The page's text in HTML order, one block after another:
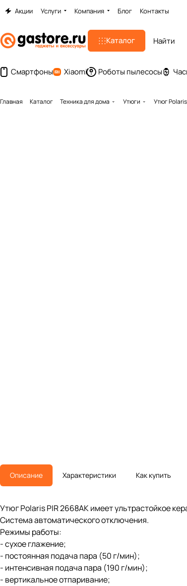
Акции Услуги Компания Блог Контакты
Каталог
Смартфоны Xiaomi Роботы пылесосы
Главная Каталог Техника для дома Утюги Утюг
Описание Характеристики Как купить
Утюг Polaris PIR 2668AK имеет ультрастойкое
Система автоматического отключения.
Режимы работы:
- сухое глажение;
- постоянная подача пара (50 г/мин);
- интенсивная подача пара (190 г/мин);
- вертикальное отпаривание;